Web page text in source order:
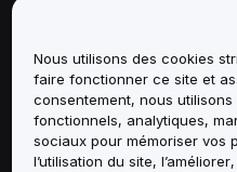
Services
Assistance
Nous utilisons des cookies
faire fonctionner ce site et
consentement, nous
fonctionnels, analytiques,
sociaux pour mémoriser vos
l’utilisation du site,